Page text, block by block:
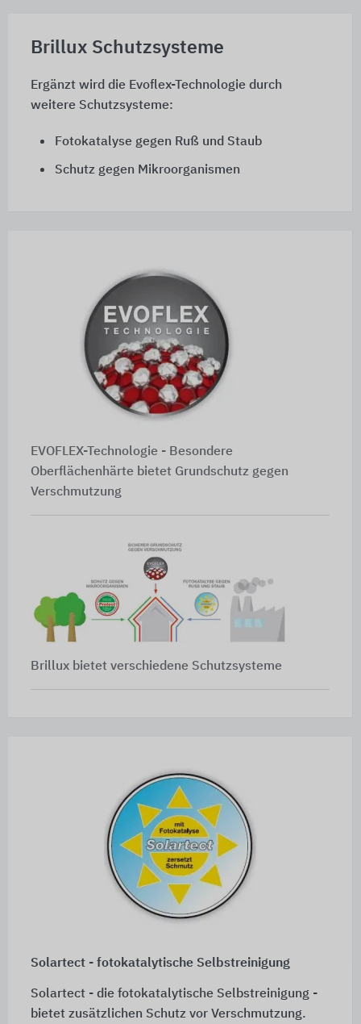
Brillux Schutzsysteme
Ergänzt wird die Evoflex-Technologie durch
weitere Schutzsysteme:
Fotokatalyse gegen Ruß und Staub
Schutz gegen Mikroorganismen
EVOFLEX-Technologie - Besondere
Oberflächenhärte bietet Grundschutz gegen
Verschmutzung
Brillux bietet verschiedene Schutzsysteme
Solartect - fotokatalytische Selbstreinigung
Solartect - die fotokatalytische Selbstreinigung -
bietet zusätzlichen Schutz vor Verschmutzung.